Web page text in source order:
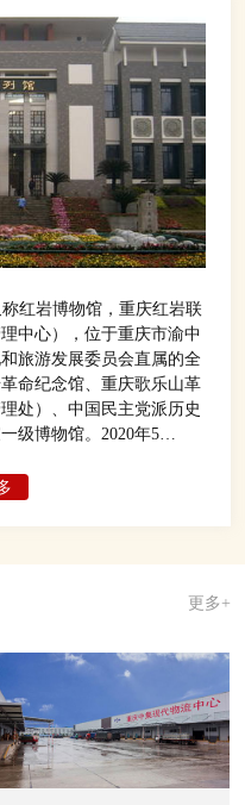
红岩博物馆，重庆红岩联
中心），位于重庆市渝中
旅游发展委员会直属的全
命纪念馆、重庆歌乐山革
处）、中国民主党派历史
级博物馆。2020年5
居全国博物馆2019年游客
更多+